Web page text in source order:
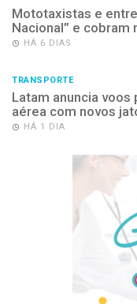
Mototaxistas e
Nacional” e cobram
HÁ 6 DIAS
TRANSPORTE
Latam anuncia voos
aérea com novos
HÁ 1 DIA